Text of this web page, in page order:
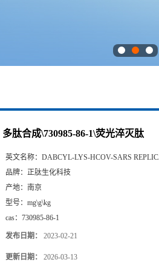
多肽合成\730985-86-1\荧光淬灭肽
英文名称： DABCYL-LYS-HCOV-SARS
品牌： 正肽生化科技
产地： 南京
型号： mg\g\kg
cas： 730985-86-1
发布日期： 2023-02-21
更新日期： 2026-03-13